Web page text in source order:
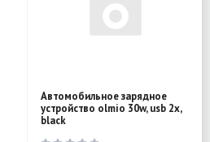
Автомобильное зарядное
устройство olmio 30w, usb 2x,
black